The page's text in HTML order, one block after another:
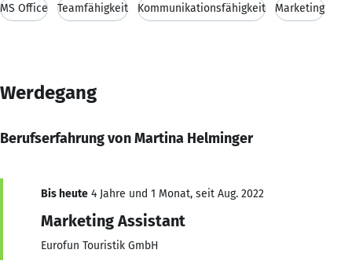
MS Office Teamfähigkeit Kommunikationsfähigkeit Marketing
Werdegang
Berufserfahrung von Martina Helminger
Bis heute 4 Jahre und 1 Monat, seit Aug. 2022
Marketing Assistant
Eurofun Touristik GmbH